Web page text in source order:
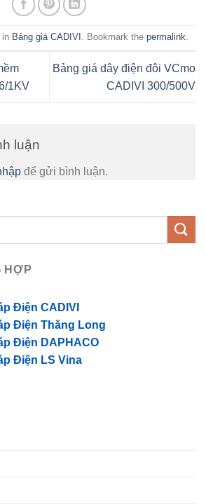
in Bảng giá CADIVI . Bookmark the permalink.
1KV
Bảng giá dây điện đôi VCmo
CADIVI 300/500V
luận
để gửi bình luận.
HỢP
Điện CADIVI
Điện Thăng Long
Điện DAPHACO
Điện LS Vina